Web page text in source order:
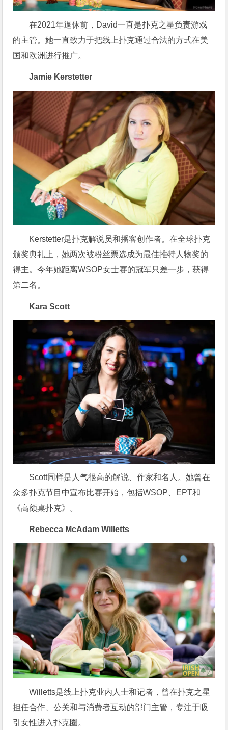
在2021年退休前，David一直是扑克之星负责游戏
的主管。她一直致力于把线上扑克通过合法的方式在美
国和欧洲进行推广。
Jamie Kerstetter
Kerstetter是扑克解说员和播客创作者。在全球扑克
颁奖典礼上，她两次被粉丝票选成为最佳推特人物奖的
得主。今年她距离WSOP女士赛的冠军只差一步，获得
第二名。
Kara Scott
Scott同样是人气很高的解说、作家和名人。她曾在
众多扑克节目中宣布比赛开始，包括WSOP、EPT和
《高额桌扑克》。
Rebecca McAdam Willetts
Willetts是线上扑克业内人士和记者，曾在扑克之星
担任合作、公关和与消费者互动的部门主管，专注于吸
引女性进入扑克圈。